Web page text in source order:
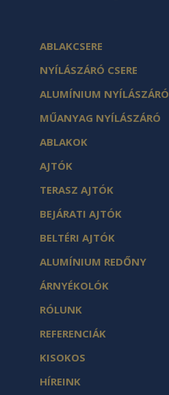
ABLAKCSERE
NYÍLÁSZÁRÓ CSERE
ALUMÍNIUM NYÍLÁSZÁRÓ
MŰANYAG NYÍLÁSZÁRÓ
ABLAKOK
AJTÓK
TERASZ AJTÓK
BEJÁRATI AJTÓK
BELTÉRI AJTÓK
ALUMÍNIUM REDŐNY
ÁRNYÉKOLÓK
RÓLUNK
REFERENCIÁK
KISOKOS
HÍREINK